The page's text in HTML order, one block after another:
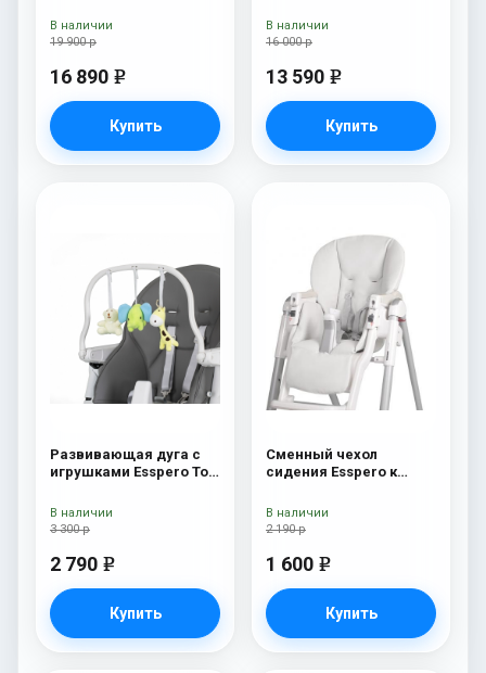
19 900 р
16 890 e
Купить
В наличии
16 000 р
13 590 e
Купить
В наличии
Развивающая дуга с
игрушками Esspero Toy
3 300 р
2 790 e
Купить
В наличии
Сменный чехол
сидения Esspero к
кормления Peg-Perego
Diner White
2 190 р
1 600 e
Купить
В наличии